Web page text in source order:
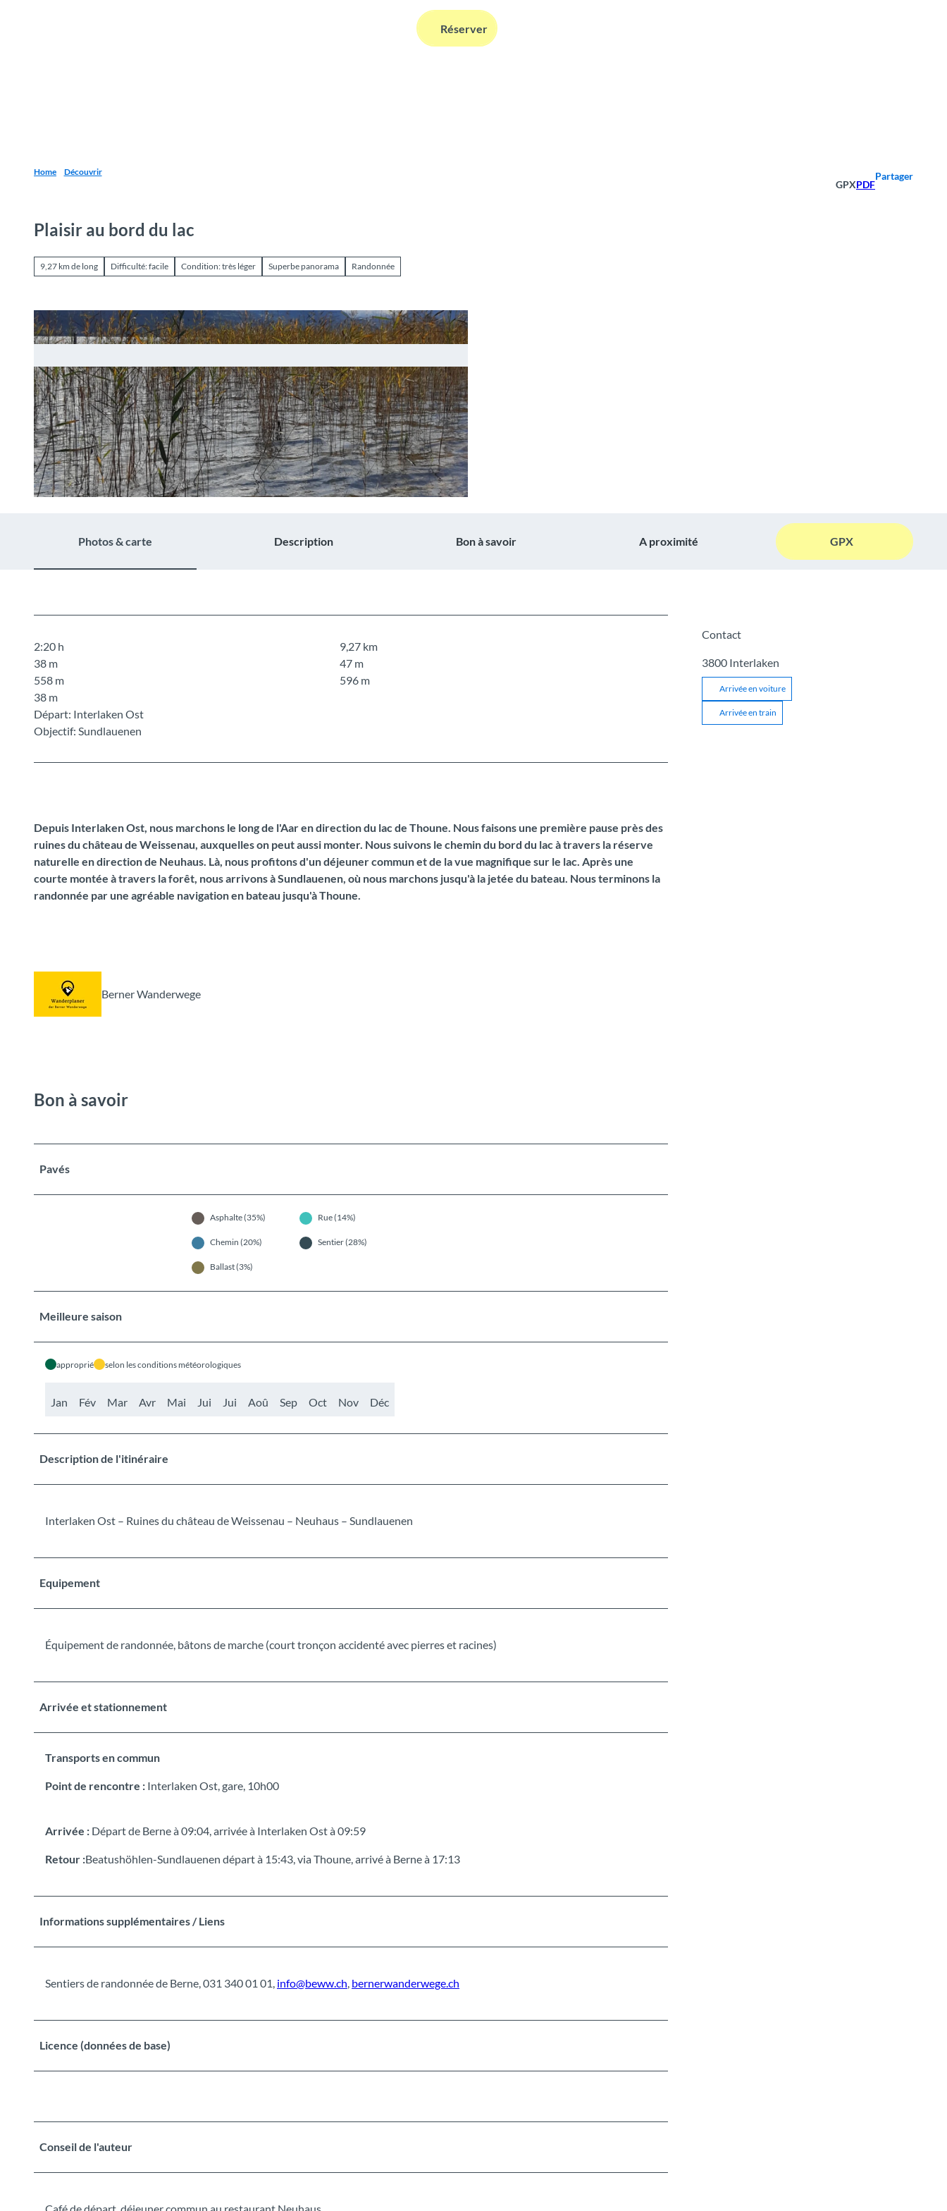
RechercheRéserver
Home Découvrir
GPXPDF
Partager
Plaisir au bord du lac
9,27 km de long Difficulté: facile Condition: très léger Superbe panorama Randonnée
Photos & carte Description Bon à savoir A proximité GPX
2:20 h
9,27 km
38 m
47 m
558 m
596 m
38 m
Départ: Interlaken Ost
Objectif: Sundlauenen
Depuis Interlaken Ost, nous marchons le long de l'Aar en direction du lac de Thoune. Nous faisons une première pause près des
ruines du château de Weissenau, auxquelles on peut aussi monter. Nous suivons le chemin du bord du lac à travers la réserve
naturelle en direction de Neuhaus. Là, nous profitons d'un déjeuner commun et de la vue magnifique sur le lac. Après une
courte montée à travers la forêt, nous arrivons à Sundlauenen, où nous marchons jusqu'à la jetée du bateau. Nous terminons la
randonnée par une agréable navigation en bateau jusqu'à Thoune.
Berner Wanderwege
Bon à savoir
Pavés
Asphalte (35%) Rue (14%)
Chemin (20%) Sentier (28%)
Ballast (3%)
Meilleure saison
approprié selon les conditions météorologiques
Jan Fév Mar Avr Mai Jui Jui Aoû Sep Oct Nov Déc
Description de l'itinéraire
Interlaken Ost – Ruines du château de Weissenau – Neuhaus – Sundlauenen
Equipement
Équipement de randonnée, bâtons de marche (court tronçon accidenté avec pierres et racines)
Arrivée et stationnement
Transports en commun
Point de rencontre : Interlaken Ost, gare, 10h00
Arrivée : Départ de Berne à 09:04, arrivée à Interlaken Ost à 09:59
Retour :Beatushöhlen-Sundlauenen départ à 15:43, via Thoune, arrivé à Berne à 17:13
Informations supplémentaires / Liens
Sentiers de randonnée de Berne, 031 340 01 01, info@beww.ch bernerwanderwege.ch
Licence (données de base)
Conseil de l'auteur
Café de départ, déjeuner commun au restaurant Neuhaus.
Contact
3800 Interlaken
Arrivée en voiture
Arrivée en train